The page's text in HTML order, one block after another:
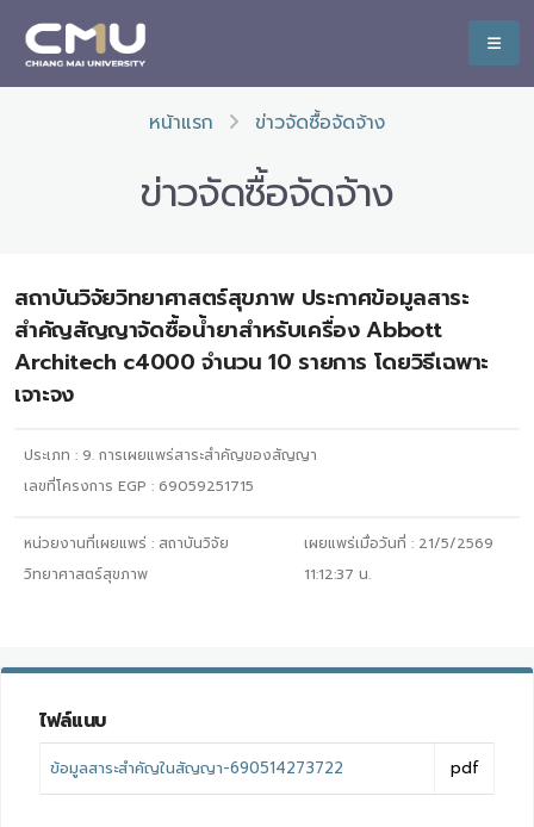
หน้าแรก ข่าวจัดซื้อจัดจ้าง
ข่าวจัดซื้อจัดจ้าง
สถาบันวิจัยวิทยาศาสตร์สุขภาพ ประกาศข้อมูลสาระ
สำคัญสัญญาจัดซื้อน้ำยาสำหรับเครื่อง Abbott
Architech c4000 จำนวน 10 รายการ โดยวิธีเฉพาะ
เจาะจง
ประเภท : 9. การเผยแพร่สาระสำคัญของสัญญา
เลขที่โครงการ EGP : 69059251715
หน่วยงานที่เผยแพร่ : สถาบันวิจัย
วิทยาศาสตร์สุขภาพ
เผยแพร่เมื่อวันที่ : 21/5/2569
11:12:37 น.
ไฟล์แนบ
ข้อมูลสาระสำคัญในสัญญา-690514273722 pdf